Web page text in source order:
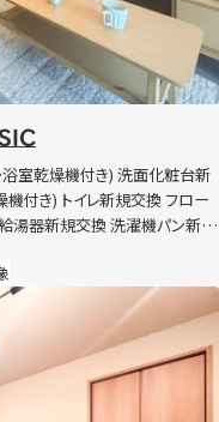
浴室乾燥機付き) 洗面化粧台新
付き) トイレ新規交換 フロー
湯器新規交換 洗濯機パン新規